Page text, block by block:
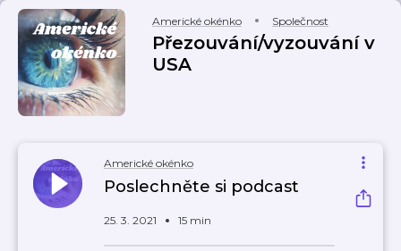
Americké okénko Společnost
Přezouvání/vyzouvání v
USA
Americké okénko
Poslechněte si podcast
25. 3. 2021 15 min